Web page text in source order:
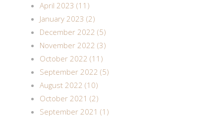
April 2023 (11)
January 2023 (2)
December 2022 (5)
November 2022 (3)
October 2022 (11)
September 2022 (5)
August 2022 (10)
October 2021 (2)
September 2021 (1)